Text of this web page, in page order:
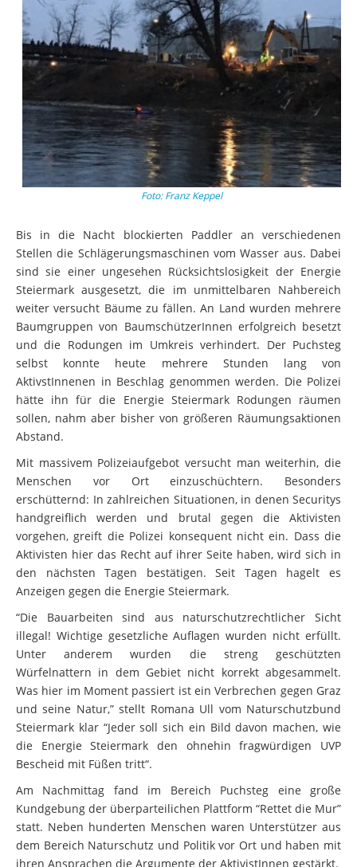
Foto: Franz Keppel
Bis in die Nacht blockierten Paddler an verschiedenen
Stellen die Schlägerungsmaschinen vom Wasser aus. Dabei
sind sie einer ungesehen Rücksichtslosigkeit der Energie
Steiermark ausgesetzt, die im unmittelbaren Nahbereich
weiter versucht Bäume zu fällen. An Land wurden mehrere
Baumgruppen von BaumschützerInnen erfolgreich besetzt
und die Rodungen im Umkreis verhindert. Der Puchsteg
selbst konnte heute mehrere Stunden lang von
AktivstInnenen in Beschlag genommen werden. Die Polizei
hätte ihn für die Energie Steiermark Rodungen räumen
sollen, nahm aber bisher von größeren Räumungsaktionen
Abstand.
Mit massivem Polizeiaufgebot versucht man weiterhin, die
Menschen vor Ort einzuschüchtern. Besonders
erschütternd: In zahlreichen Situationen, in denen Securitys
handgreiflich werden und brutal gegen die Aktivisten
vorgehen, greift die Polizei konsequent nicht ein. Dass die
Aktivisten hier das Recht auf ihrer Seite haben, wird sich in
den nächsten Tagen bestätigen. Seit Tagen hagelt es
Anzeigen gegen die Energie Steiermark.
“Die Bauarbeiten sind aus naturschutzrechtlicher Sicht
illegal! Wichtige gesetzliche Auflagen wurden nicht erfüllt.
Unter anderem wurden die streng geschützten
Würfelnattern in dem Gebiet nicht korrekt abgesammelt.
Was hier im Moment passiert ist ein Verbrechen gegen Graz
und seine Natur,” stellt Romana Ull vom Naturschutzbund
Steiermark klar “Jeder soll sich ein Bild davon machen, wie
die Energie Steiermark den ohnehin fragwürdigen UVP
Bescheid mit Füßen tritt“.
Am Nachmittag fand im Bereich Puchsteg eine große
Kundgebung der überparteilichen Plattform “Rettet die Mur”
statt. Neben hunderten Menschen waren Unterstützer aus
dem Bereich Naturschutz und Politik vor Ort und haben mit
ihren Ansprachen die Argumente der AktivistInnen gestärkt.